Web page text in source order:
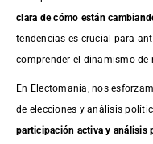
clara de cómo están
tendencias es crucial para
comprender el dinamismo de
En Electomanía, nos
de elecciones y análisis
participación activa y análisis